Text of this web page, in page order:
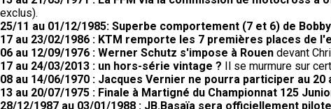
exclus).
25/11 au 01/12/1985: Superbe comportement (7 et 6) de
17 au 23/02/1986 : KTM remporte les 7 premières places de
06 au 12/09/1976 : Werner Schutz s'impose à Rouen devant
17 au 24/03/2013 : un hors-série vintage ? Il se murmure sur
08 au 14/06/1970 : Jacques Vernier ne pourra participer au 20
13 au 20/07/1975 : Finale à Martigné du Championnat 125
28/12/1987 au 03/01/1988 : JB.Basaïa sera officiellement